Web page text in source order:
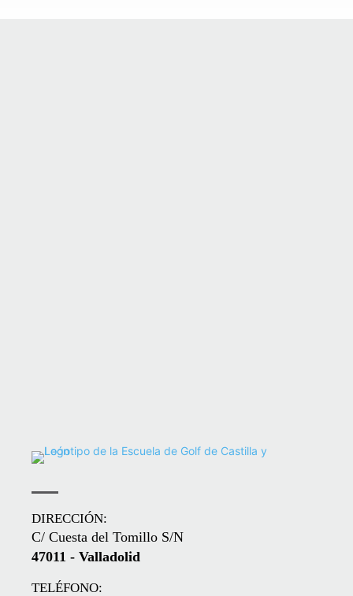
DIRECCIÓN:
C/ Cuesta del Tomillo S/N
47011 - Valladolid
TELÉFONO: